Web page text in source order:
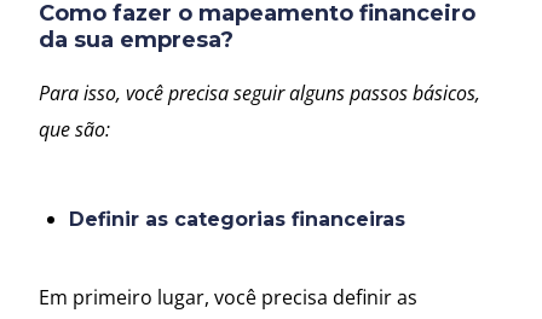
Como fazer o mapeamento financeiro
da sua empresa?
Para isso, você precisa seguir alguns passos básicos,
que são:
Definir as categorias financeiras
Em primeiro lugar, você precisa definir as